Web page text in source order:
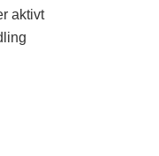
aktivt